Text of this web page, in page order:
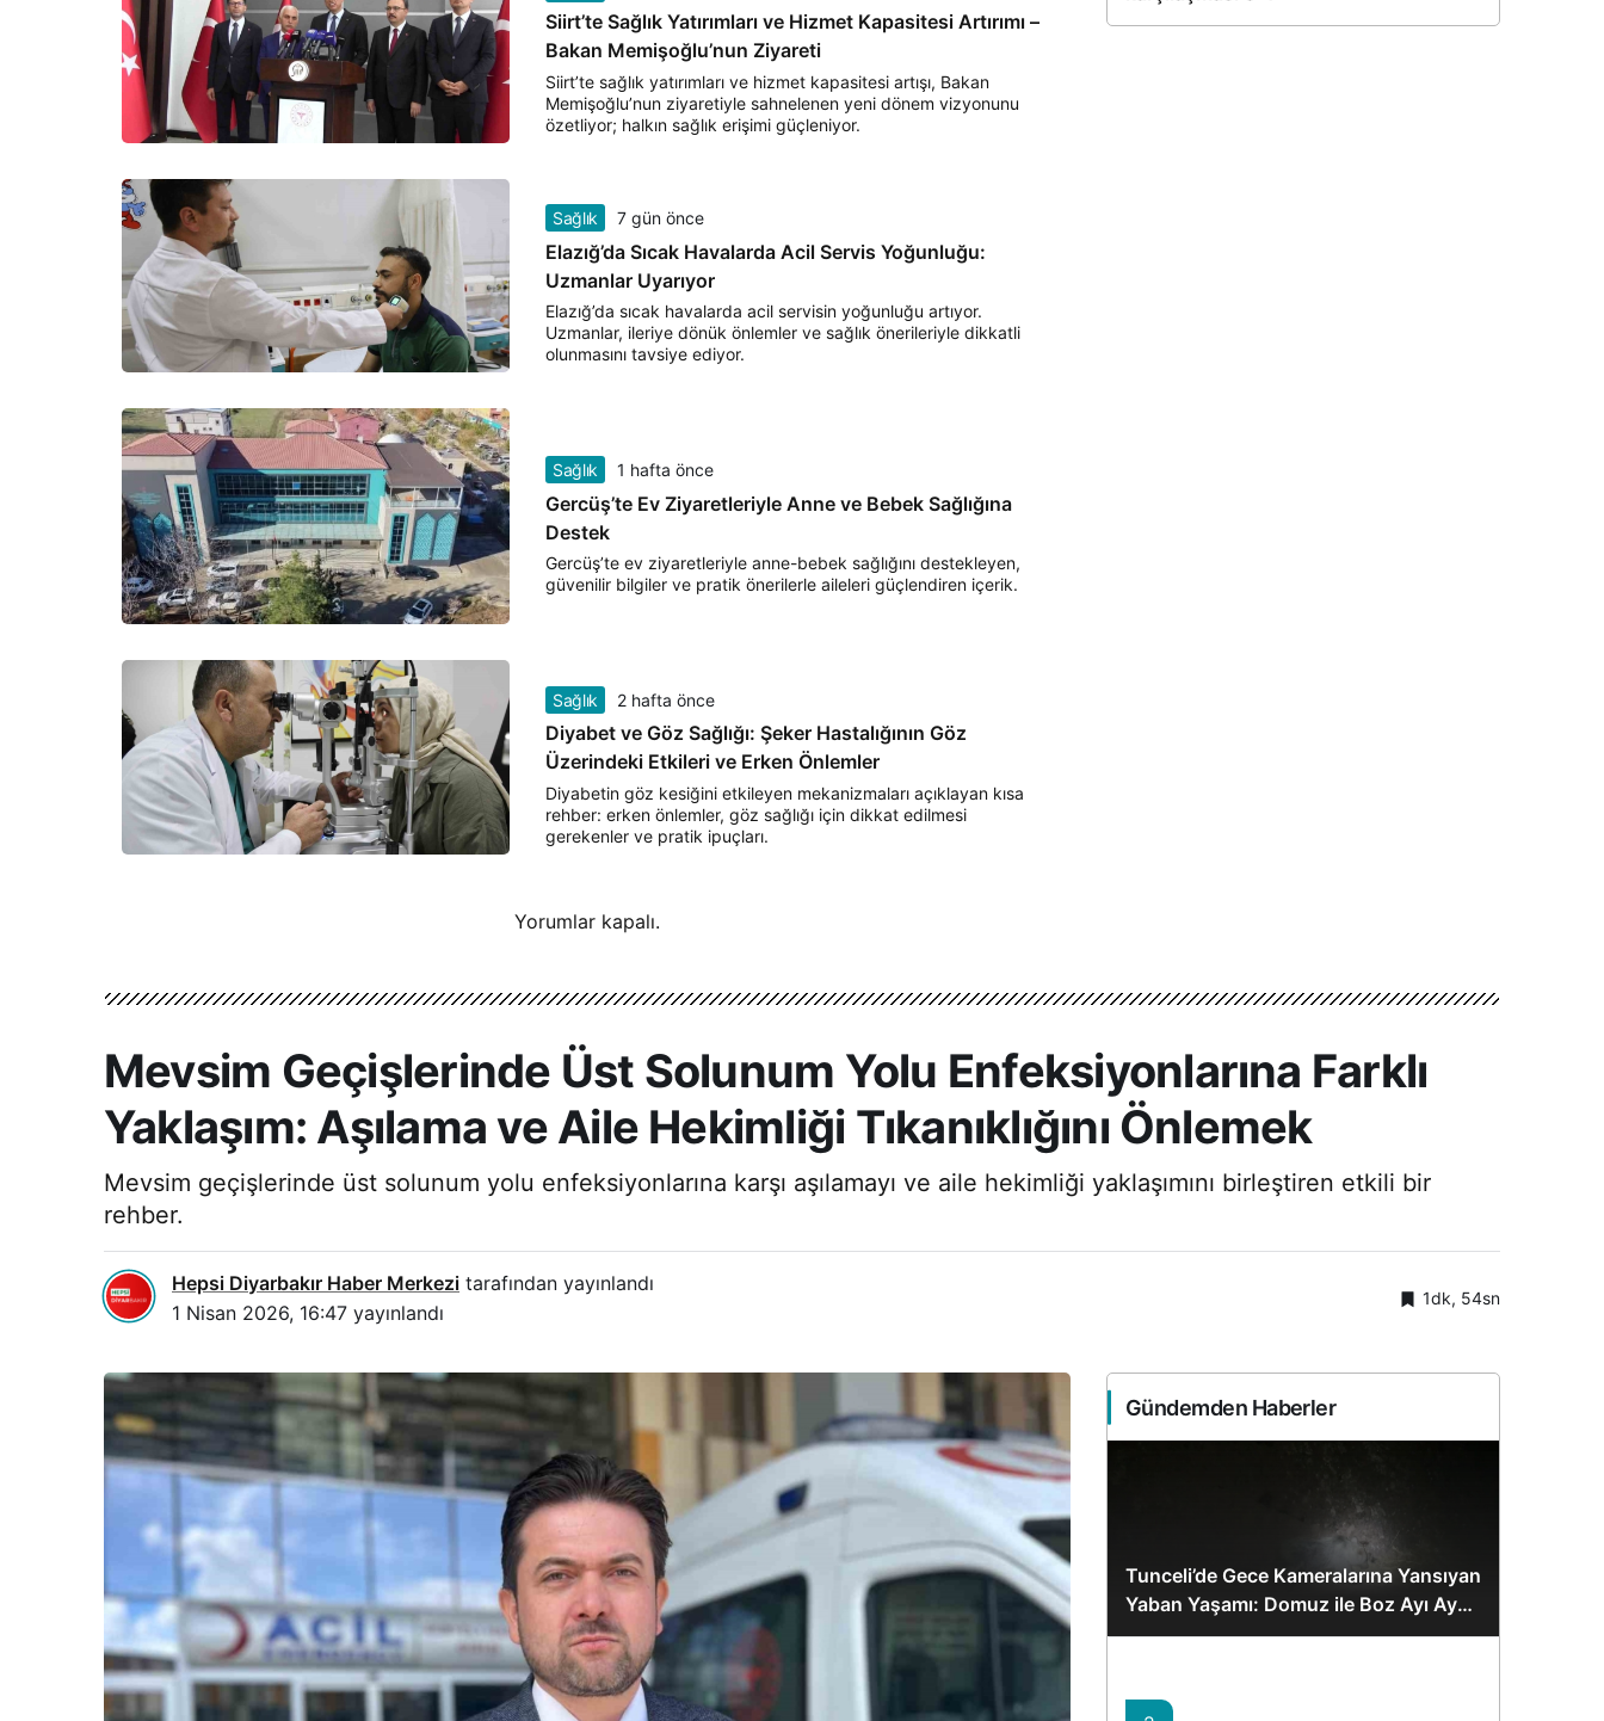
Siirt’te Sağlık Yatırımları ve Hizmet Kapasitesi Artırımı –
Bakan Memişoğlu’nun Ziyareti
Siirt’te sağlık yatırımları ve hizmet kapasitesi artışı, Bakan
Memişoğlu’nun ziyaretiyle sahnelenen yeni dönem vizyonunu
özetliyor; halkın sağlık erişimi güçleniyor.
Sağlık 7 gün önce
Elazığ’da Sıcak Havalarda Acil Servis Yoğunluğu:
Uzmanlar Uyarıyor
Elazığ’da sıcak havalarda acil servisin yoğunluğu artıyor.
Uzmanlar, ileriye dönük önlemler ve sağlık önerileriyle dikkatli
olunmasını tavsiye ediyor.
Sağlık 1 hafta önce
Gercüş’te Ev Ziyaretleriyle Anne ve Bebek Sağlığına
Destek
Gercüş’te ev ziyaretleriyle anne-bebek sağlığını destekleyen,
güvenilir bilgiler ve pratik önerilerle aileleri güçlendiren içerik.
Sağlık 2 hafta önce
Diyabet ve Göz Sağlığı: Şeker Hastalığının Göz
Üzerindeki Etkileri ve Erken Önlemler
Diyabetin göz kesiğini etkileyen mekanizmaları açıklayan kısa
rehber: erken önlemler, göz sağlığı için dikkat edilmesi
gerekenler ve pratik ipuçları.
Yorumlar kapalı.
Mevsim Geçişlerinde Üst Solunum Yolu Enfeksiyonlarına Farklı
Yaklaşım: Aşılama ve Aile Hekimliği Tıkanıklığını Önlemek
Mevsim geçişlerinde üst solunum yolu enfeksiyonlarına karşı aşılamayı ve aile hekimliği yaklaşımını birleştiren etkili bir
rehber.
Hepsi Diyarbakır Haber Merkezi tarafından yayınlandı
1 Nisan 2026, 16:47 yayınlandı
1dk, 54sn
Gündemden Haberler
Tunceli’de Gece Kameralarına Yansıyan
Yaban Yaşamı: Domuz ile Boz Ayı Aynı
Karede